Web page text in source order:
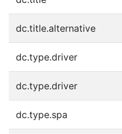
dc.title.alternative
dc.type.driver
dc.type.driver
dc.type.spa